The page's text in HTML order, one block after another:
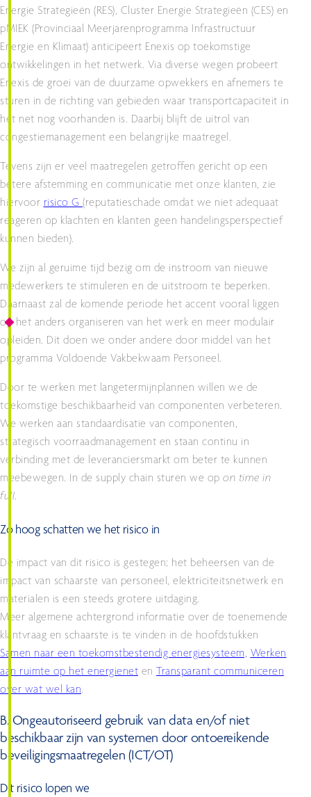
Energie Strategieën (RES), Cluster Energie Strategieën (CES) en
pMIEK (Provinciaal Meerjarenprogramma Infrastructuur
Energie en Klimaat) anticipeert Enexis op toekomstige
ontwikkelingen in het netwerk. Via diverse wegen probeert
Enexis de groei van de duurzame opwekkers en afnemers te
sturen in de richting van gebieden waar transportcapaciteit in
het net nog voorhanden is. Daarbij blijft de uitrol van
congestiemanagement een belangrijke maatregel.
Tevens zijn er veel maatregelen getroffen gericht op een
betere afstemming en communicatie met onze klanten, zie
hiervoor risico G (reputatieschade omdat we niet adequaat
reageren op klachten en klanten geen handelingsperspectief
kunnen bieden).
We zijn al geruime tijd bezig om de instroom van nieuwe
medewerkers te stimuleren en de uitstroom te beperken.
Daarnaast zal de komende periode het accent vooral liggen
op het anders organiseren van het werk en meer modulair
opleiden. Dit doen we onder andere door middel van het
programma Voldoende Vakbekwaam Personeel.
Door te werken met langetermijnplannen willen we de
toekomstige beschikbaarheid van componenten verbeteren.
We werken aan standaardisatie van componenten,
strategisch voorraadmanagement en staan continu in
verbinding met de leveranciersmarkt om beter te kunnen
meebewegen. In de supply chain sturen we op on time in
full.
Zo hoog schatten we het risico in
De impact van dit risico is gestegen; het beheersen van de
impact van schaarste van personeel, elektriciteitsnetwerk en
materialen is een steeds grotere uitdaging.
Meer algemene achtergrond informatie over de toenemende
klantvraag en schaarste is te vinden in de hoofdstukken
Samen naar een toekomstbestendig energiesysteem, Werken
aan ruimte op het energienet en
Transparant communiceren
over wat wel kan.
B. Ongeautoriseerd gebruik van data en/of niet
beschikbaar zijn van systemen door ontoereikende
beveiligingsmaatregelen (ICT/OT)
Dit risico lopen we